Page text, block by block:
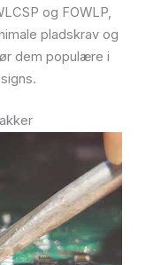
og FOWLP,
pladskrav og
dem populære i